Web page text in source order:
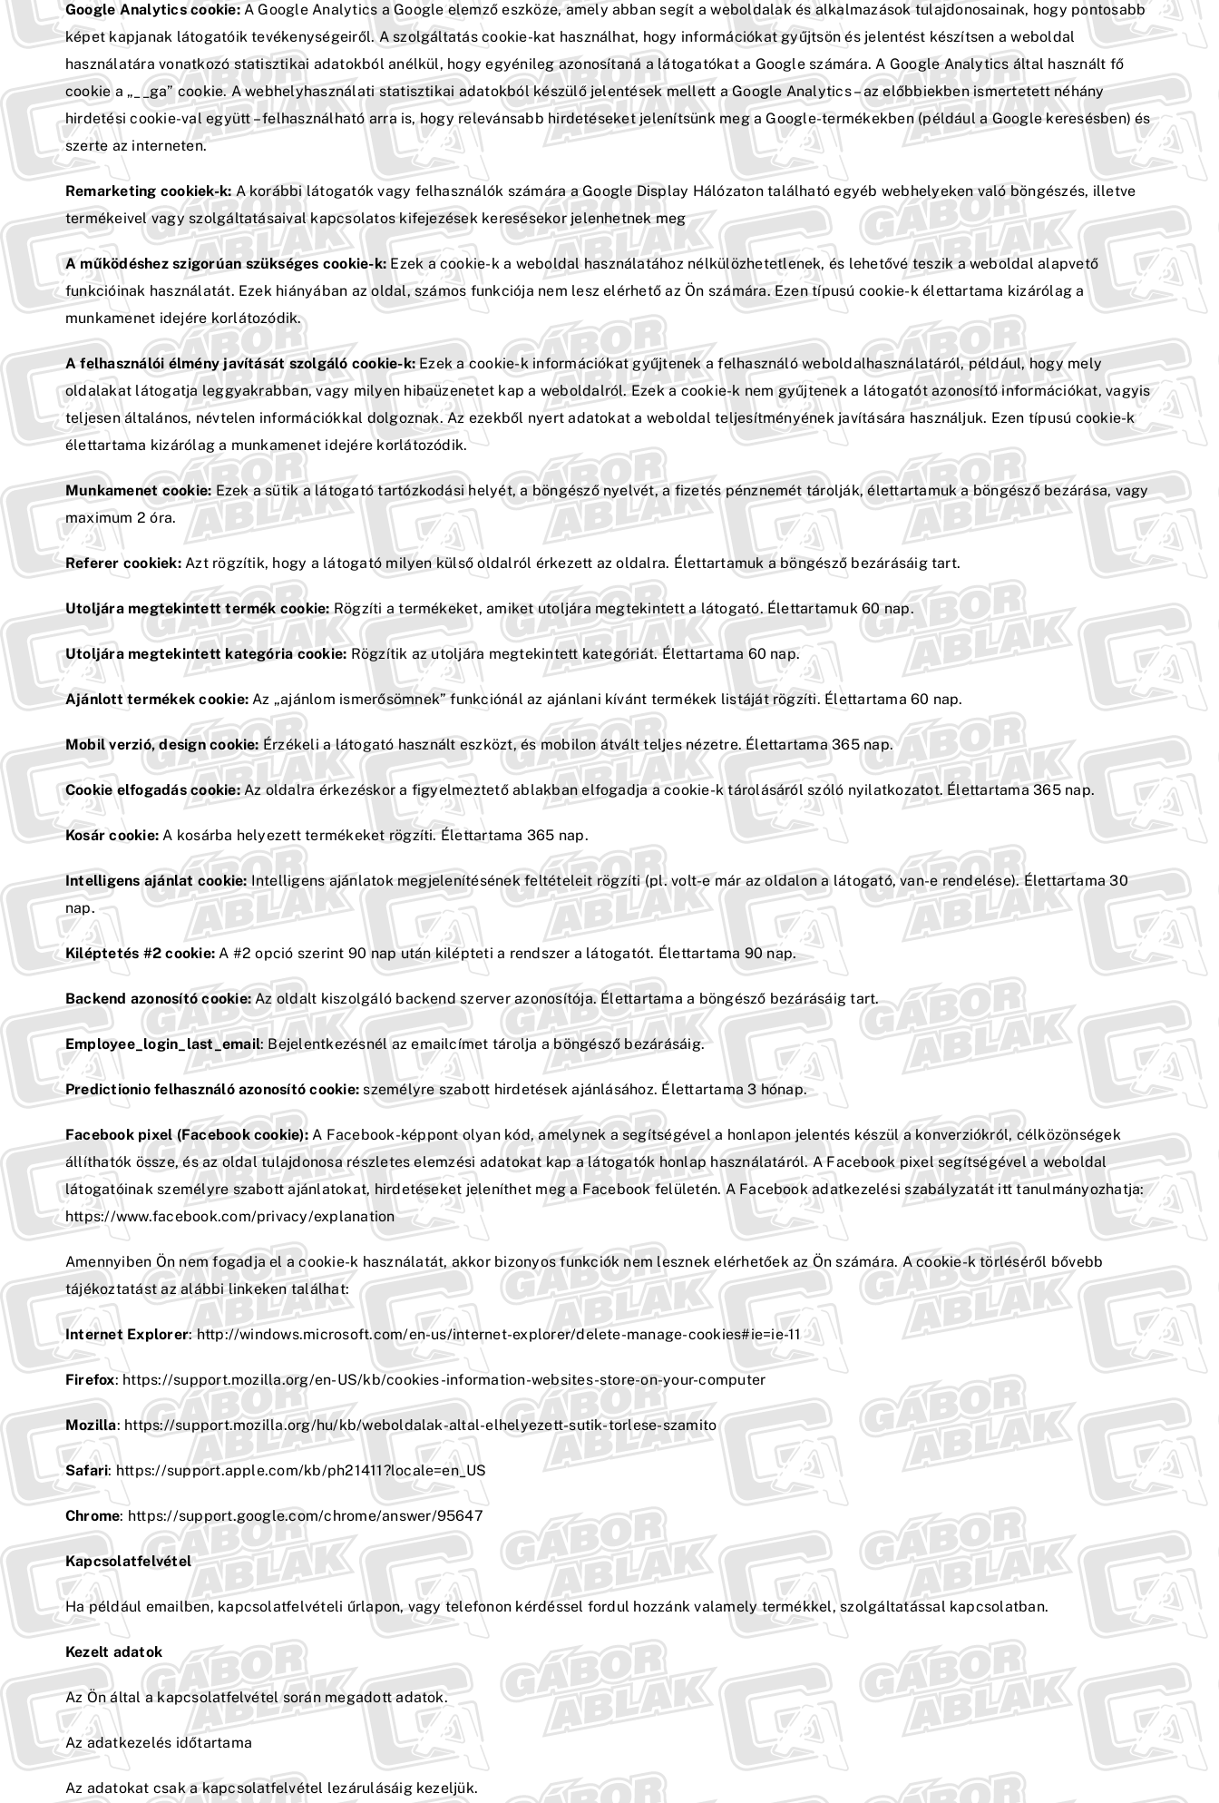
Google Analytics cookie:A Google Analytics a Google elemző eszköze, amely abban segít a weboldalak és alkalmazások tulajdonosainak, hogy pontosabb
képet kapjanak látogatóik tevékenységeiről. A szolgáltatás cookie-kat használhat, hogy információkat gyűjtsön és jelentést készítsen a weboldal
használatára vonatkozó statisztikai adatokból anélkül, hogy egyénileg azonosítaná a látogatókat a Google számára. A Google Analytics által használt fő
cookie a „__ga” cookie. A webhelyhasználati statisztikai adatokból készülő jelentések mellett a Google Analytics – az előbbiekben ismertetett néhány
hirdetési cookie-val együtt – felhasználható arra is, hogy relevánsabb hirdetéseket jelenítsünk meg a Google-termékekben (például a Google keresésben) és
szerte az interneten.
Remarketing cookiek-k:A korábbi látogatók vagy felhasználók számára a Google Display Hálózaton található egyéb webhelyeken való böngészés, illetve
termékeivel vagy szolgáltatásaival kapcsolatos kifejezések keresésekor jelenhetnek meg
A működéshez szigorúan szükséges cookie-k:Ezek a cookie-k a weboldal használatához nélkülözhetetlenek, és lehetővé teszik a weboldal alapvető
funkcióinak használatát. Ezek hiányában az oldal, számos funkciója nem lesz elérhető az Ön számára. Ezen típusú cookie-k élettartama kizárólag a
munkamenet idejére korlátozódik.
A felhasználói élmény javítását szolgáló cookie-k:Ezek a cookie-k információkat gyűjtenek a felhasználó weboldalhasználatáról, például, hogy mely
oldalakat látogatja leggyakrabban, vagy milyen hibaüzenetet kap a weboldalról. Ezek a cookie-k nem gyűjtenek a látogatót azonosító információkat, vagyis
teljesen általános, névtelen információkkal dolgoznak. Az ezekből nyert adatokat a weboldal teljesítményének javítására használjuk. Ezen típusú cookie-k
élettartama kizárólag a munkamenet idejére korlátozódik.
Munkamenet cookie:Ezek a sütik a látogató tartózkodási helyét, a böngésző nyelvét, a fizetés pénznemét tárolják, élettartamuk a böngésző bezárása, vagy
maximum 2 óra.
Referer cookiek:Azt rögzítik, hogy a látogató milyen külső oldalról érkezett az oldalra. Élettartamuk a böngésző bezárásáig tart.
Utoljára megtekintett termék cookie:Rögzíti a termékeket, amiket utoljára megtekintett a látogató. Élettartamuk 60 nap.
Utoljára megtekintett kategória cookie: Rögzítik az utoljára megtekintett kategóriát. Élettartama 60 nap.
Ajánlott termékek cookie: Az „ajánlom ismerősömnek” funkciónál az ajánlani kívánt termékek listáját rögzíti. Élettartama 60 nap.
Mobil verzió, design cookie:Érzékeli a látogató használt eszközt, és mobilon átvált teljes nézetre. Élettartama 365 nap.
Cookie elfogadás cookie:Az oldalra érkezéskor a figyelmeztető ablakban elfogadja a cookie-k tárolásáról szóló nyilatkozatot. Élettartama 365 nap.
Kosár cookie: A kosárba helyezett termékeket rögzíti. Élettartama 365 nap.
Intelligens ajánlat cookie:Intelligens ajánlatok megjelenítésének feltételeit rögzíti (pl. volt-e már az oldalon a látogató, van-e rendelése). Élettartama 30
nap.
Kiléptetés #2 cookie: A #2 opció szerint 90 nap után kilépteti a rendszer a látogatót. Élettartama 90 nap.
Backend azonosító cookie:Az oldalt kiszolgáló backend szerver azonosítója. Élettartama a böngésző bezárásáig tart.
Employee_login_last_email: Bejelentkezésnél az emailcímet tárolja a böngésző bezárásáig.
Predictionio felhasználó azonosító cookie: személyre szabott hirdetések ajánlásához. Élettartama 3 hónap.
Facebook pixel (Facebook cookie):A Facebook-képpont olyan kód, amelynek a segítségével a honlapon jelentés készül a konverziókról, célközönségek
állíthatók össze, és az oldal tulajdonosa részletes elemzési adatokat kap a látogatók honlap használatáról. A Facebook pixel segítségével a weboldal
látogatóinak személyre szabott ajánlatokat, hirdetéseket jeleníthet meg a Facebook felületén. A Facebook adatkezelési szabályzatát itt tanulmányozhatja:
https://www.facebook.com/privacy/explanation
Amennyiben Ön nem fogadja el a cookie-k használatát, akkor bizonyos funkciók nem lesznek elérhetőek az Ön számára. A cookie-k törléséről bővebb
tájékoztatást az alábbi linkeken találhat:
Internet Explorer: http://windows.microsoft.com/en-us/internet-explorer/delete-manage-cookies#ie=ie-11
Firefox: https://support.mozilla.org/en-US/kb/cookies-information-websites-store-on-your-computer
Mozilla: https://support.mozilla.org/hu/kb/weboldalak-altal-elhelyezett-sutik-torlese-szamito
Safari: https://support.apple.com/kb/ph21411?locale=en_US
Chrome: https://support.google.com/chrome/answer/95647
Kapcsolatfelvétel
Ha például emailben, kapcsolatfelvételi űrlapon, vagy telefonon kérdéssel fordul hozzánk valamely termékkel, szolgáltatással kapcsolatban.
Kezelt adatok
Az Ön által a kapcsolatfelvétel során megadott adatok.
Az adatkezelés időtartama
Az adatokat csak a kapcsolatfelvétel lezárulásáig kezeljük.